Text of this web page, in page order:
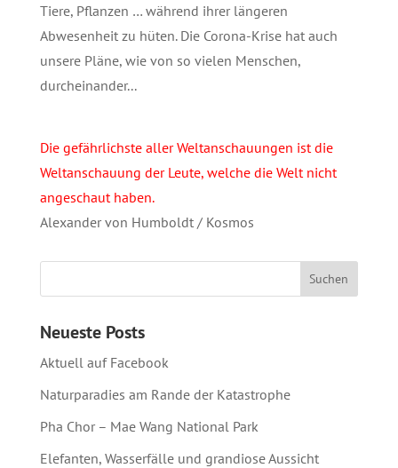
Tiere, Pflanzen … während ihrer längeren
Abwesenheit zu hüten. Die Corona-Krise hat auch
unsere Pläne, wie von so vielen Menschen,
durcheinander...
Die gefährlichste aller Weltanschauungen ist die
Weltanschauung der Leute, welche die Welt nicht
angeschaut haben.
Alexander von Humboldt / Kosmos
Neueste Posts
Aktuell auf Facebook
Naturparadies am Rande der Katastrophe
Pha Chor – Mae Wang National Park
Elefanten, Wasserfälle und grandiose Aussicht